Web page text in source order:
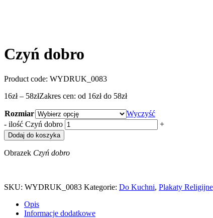
Czyń dobro
Product code: WYDRUK_0083
16zł – 58złZakres cen: od 16zł do 58zł
Rozmiar
Wyczyść
- ilość Czyń dobro +
Dodaj do koszyka
Obrazek Czyń dobro
SKU: WYDRUK_0083 Kategorie: Do Kuchni, Plakaty Religijne
Opis
Informacje dodatkowe